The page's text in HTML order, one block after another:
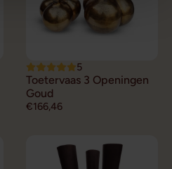
5
Toetervaas 3 Openingen
Goud
€166,46